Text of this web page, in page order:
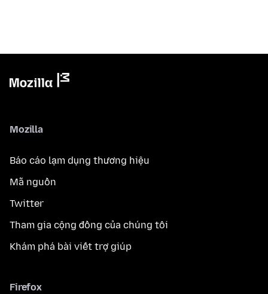
Mozilla
Báo cáo lạm dụng thương hiệu
Mã nguồn
Twitter
Tham gia cộng đồng của chúng tôi
Khám phá bài viết trợ giúp
Firefox